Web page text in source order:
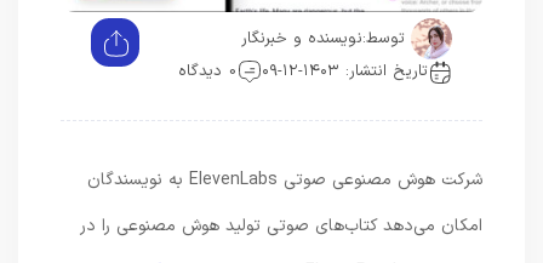
توسط: نویسنده و خبرنگار
تاریخ انتشار: ۱۴۰۳-۱۲-۰۹
0 دیدگاه
شرکت هوش مصنوعی صوتی ElevenLabs به نویسندگان
امکان می‌دهد کتاب‌های صوتی تولید هوش مصنوعی را در